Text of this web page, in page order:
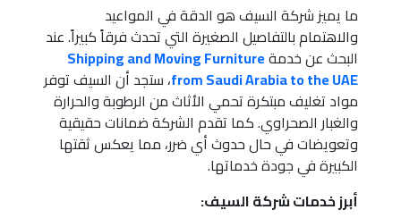
ما يميز شركة السيف هو الدقة في المواعيد
والاهتمام بالتفاصيل الصغيرة التي تحدث فرقاً كبيراً. عند
البحث عن خدمةShipping and Moving Furniture
from Saudi Arabia to the UAE، ستجد أن السيف توفر
مواد تغليف مبتكرة تحمي الأثاث من الرطوبة والحرارة
والغبار الصحراوي. كما تقدم الشركة ضمانات حقيقية
وتعويضات في حال حدوث أي ضرر، مما يعكس ثقتها
الكبيرة في جودة خدماتها.
أبرز خدمات شركة السيف: